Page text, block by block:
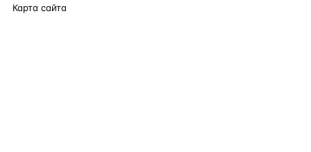
Карта сайта